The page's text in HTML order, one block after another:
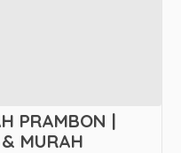
PRAMBON |
MURAH